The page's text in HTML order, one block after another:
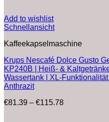
Add to wishlist
Schnellansicht
Kaffeekapselmaschine
Krups Nescafé Dolce Gusto
KP240B | Heiß- &
Wassertank | XL-
Anthrazit
€81.39 – €115.78Preisspanne: